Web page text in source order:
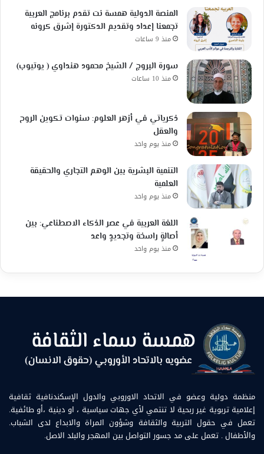
المنصة الدولية همسة نت تقدم برنامج العربية
تجمعنا إعداد وتقديم الدكتورة إشرق كرونه
منذ 9 ساعات
سورة البروج / الشيخ محمود هنداوي ( يوتيوب)
منذ 10 ساعات
ذكرياتي في أزهر العلوم: سنوات تكوين الروح
والعقل
منذ يوم واحد
التنمية البشرية بين الوهم التجاري والحقيقة
العلمية
منذ يوم واحد
اللغة العربية في عصر الذكاء الاصطناعي: بين
أصالةٍ راسخة وتجديدٍ واعد
منذ يوم واحد
منظمة دولية وعضو في الاتحاد الاوروبي والدول الإسكندنافية ثقافية
إعلامية تربوية غير ربحية لا تنتمي لأي جهات سياسية ، او دينية ،أو طائفية.
تعمل في حقول التربية والثقافة وشؤون المراة والابداع لدى الشباب.
والأطفال . تعمل على مد جسور التواصل بين المهجر والبلد الاصل.